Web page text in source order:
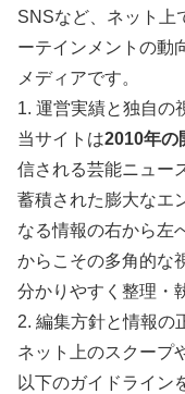
SNSなど、ネット上
ーテインメントの動
メディアです。
1. 運営実績と独自の
当サイトは2010年の
信される芸能ニュー
蓄積された膨大なエ
なる情報の右から左
からこその多角的な
分かりやすく整理・
2. 編集方針と情報の
ネット上のスクープ
以下のガイドライン